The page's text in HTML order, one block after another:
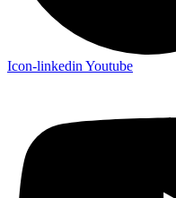
Icon-linkedin Youtube